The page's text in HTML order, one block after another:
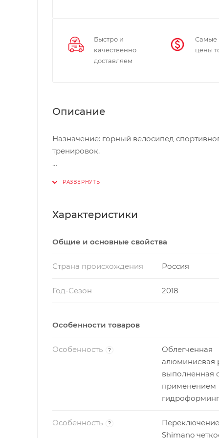
Быстро и
качественно
доставляем
Самые
цены
Описание
Назначение: горный велосипед
тренировок.
стакану, который делает конструкцию
эргономичны, не скользят и полностью
Weinmann и покрышки WTB
созданный в соответствии с последними
Характеристики
Общие и основные свойства
Страна происхождения Россия
Год-Сезон 2018
Особенности товаров
Особенность ?
Облегченная
алюминиевая
выполненная
применением
Особенность ?
Shimano